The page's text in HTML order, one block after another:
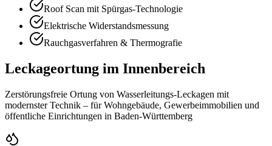
Roof Scan mit Spürgas-Technologie
Elektrische Widerstandsmessung
Rauchgasverfahren & Thermografie
Leckageortung im Innenbereich
Zerstörungsfreie Ortung von Wasserleitungs-Leckagen mit
modernster Technik – für Wohngebäude, Gewerbeimmobilien und
öffentliche Einrichtungen in Baden-Württemberg